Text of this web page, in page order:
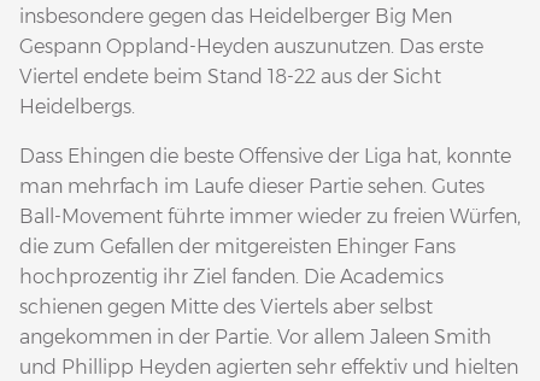
insbesondere gegen das Heidelberger Big Men
Gespann Oppland-Heyden auszunutzen. Das erste
Viertel endete beim Stand 18-22 aus der Sicht
Heidelbergs.
Dass Ehingen die beste Offensive der Liga hat, konnte
man mehrfach im Laufe dieser Partie sehen. Gutes
Ball-Movement führte immer wieder zu freien Würfen,
die zum Gefallen der mitgereisten Ehinger Fans
hochprozentig ihr Ziel fanden. Die Academics
schienen gegen Mitte des Viertels aber selbst
angekommen in der Partie. Vor allem Jaleen Smith
und Phillipp Heyden agierten sehr effektiv und hielten